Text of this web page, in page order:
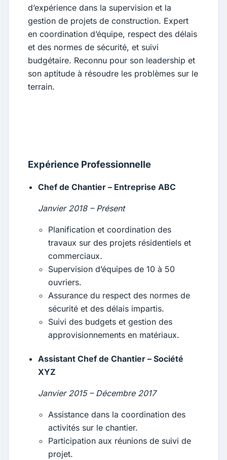
d’expérience dans la supervision et la
gestion de projets de construction. Expert
en coordination d’équipe, respect des délais
et des normes de sécurité, et suivi
budgétaire. Reconnu pour son leadership et
son aptitude à résoudre les problèmes sur le
terrain.
Expérience Professionnelle
Chef de Chantier – Entreprise ABC
Janvier 2018 – Présent
Planification et coordination des
travaux sur des projets résidentiels et
commerciaux.
Supervision d’équipes de 10 à 50
ouvriers.
Assurance du respect des normes de
sécurité et des délais impartis.
Suivi des budgets et gestion des
approvisionnements en matériaux.
Assistant Chef de Chantier – Société
XYZ
Janvier 2015 – Décembre 2017
Assistance dans la coordination des
activités sur le chantier.
Participation aux réunions de suivi de
projet.